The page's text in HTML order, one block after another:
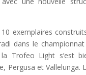
exemplaires
dans le
Trofeo Light s’est
Pergusa et Vallelunga.